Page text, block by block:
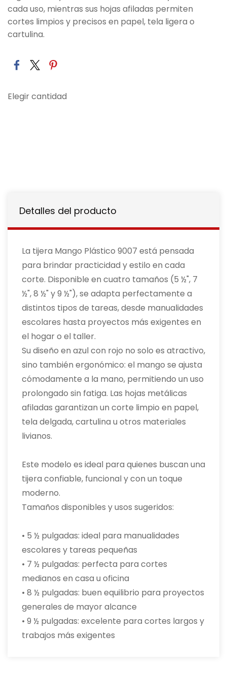
cada uso, mientras sus hojas afiladas permiten
cortes limpios y precisos en papel, tela ligera o
cartulina.
Elegir cantidad
Detalles del producto
La tijera Mango Plástico 9007 está pensada
para brindar practicidad y estilo en cada
corte. Disponible en cuatro tamaños (5 ½", 7
½", 8 ½" y 9 ½"), se adapta perfectamente a
distintos tipos de tareas, desde manualidades
escolares hasta proyectos más exigentes en
el hogar o el taller.
Su diseño en azul con rojo no solo es atractivo,
sino también ergonómico: el mango se ajusta
cómodamente a la mano, permitiendo un uso
prolongado sin fatiga. Las hojas metálicas
afiladas garantizan un corte limpio en papel,
tela delgada, cartulina u otros materiales
livianos.
Este modelo es ideal para quienes buscan una
tijera confiable, funcional y con un toque
moderno.
Tamaños disponibles y usos sugeridos:
• 5 ½ pulgadas: ideal para manualidades
escolares y tareas pequeñas
• 7 ½ pulgadas: perfecta para cortes
medianos en casa u oficina
• 8 ½ pulgadas: buen equilibrio para proyectos
generales de mayor alcance
• 9 ½ pulgadas: excelente para cortes largos y
trabajos más exigentes